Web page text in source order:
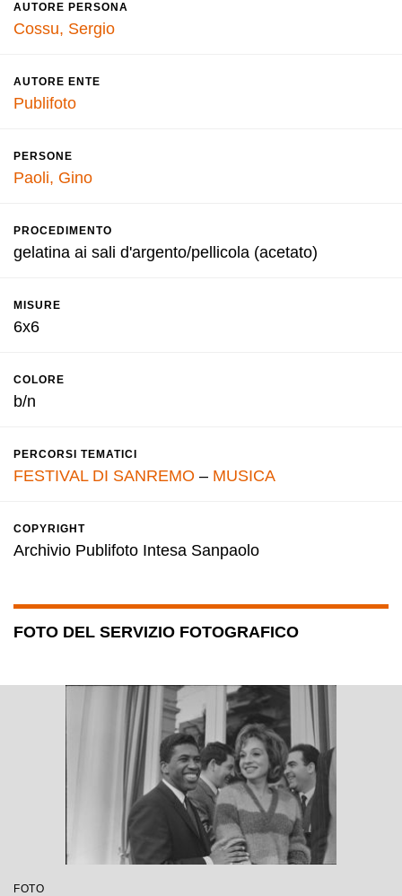
AUTORE PERSONA
Cossu, Sergio
AUTORE ENTE
Publifoto
PERSONE
Paoli, Gino
PROCEDIMENTO
gelatina ai sali d'argento/pellicola (acetato)
MISURE
6x6
COLORE
b/n
PERCORSI TEMATICI
FESTIVAL DI SANREMO – MUSICA
COPYRIGHT
Archivio Publifoto Intesa Sanpaolo
FOTO DEL SERVIZIO FOTOGRAFICO
FOTO